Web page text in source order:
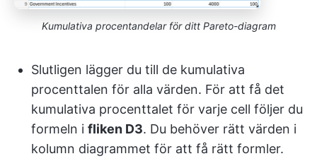
Kumulativa procentandelar för ditt Pareto-diagram
Slutligen lägger du till de kumulativa
procenttalen för alla värden. För att få det
kumulativa procenttalet för varje cell följer du
formeln i fliken D3. Du behöver rätt värden i
kolumn diagrammet för att få rätt formler.